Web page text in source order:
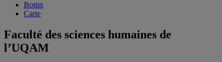
Bottin
Carte
Faculté des sciences humaines de
l’UQAM